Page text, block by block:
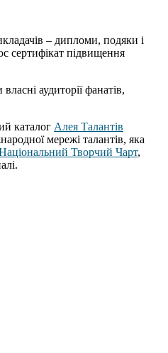
– дипломи, подяки і
сертифікат підвищення
аудиторії фанатів,
каталог Алея Талантів
мережі талантів, яка
Творчий Чарт,